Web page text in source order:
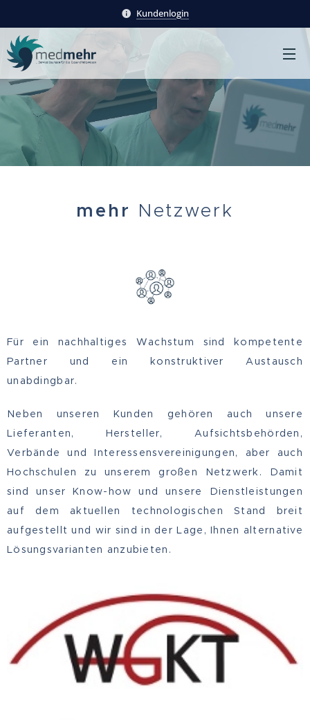
Kundenlogin
mehr Netzwerk
Für ein nachhaltiges Wachstum sind kompetente
Partner und ein konstruktiver Austausch
unabdingbar.
Neben unseren Kunden gehören auch unsere
Lieferanten, Hersteller, Aufsichtsbehörden,
Verbände und Interessensvereinigungen, aber auch
Hochschulen zu unserem großen Netzwerk. Damit
sind unser Know-how und unsere Dienstleistungen
auf dem aktuellen technologischen Stand breit
aufgestellt und wir sind in der Lage, Ihnen alternative
Lösungsvarianten anzubieten.